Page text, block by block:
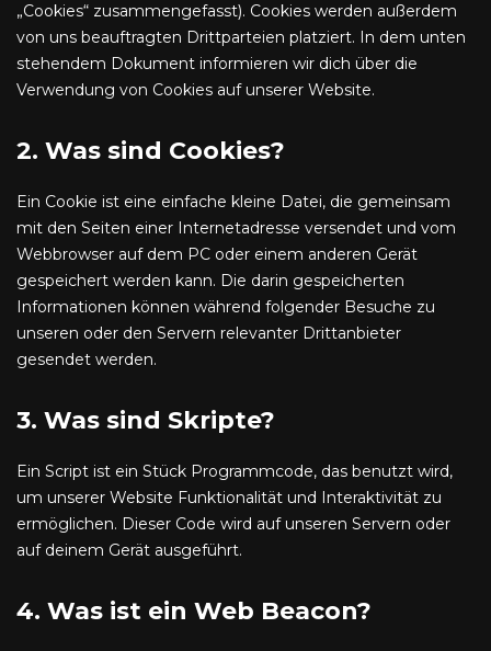
„Cookies“ zusammengefasst). Cookies werden außerdem
von uns beauftragten Drittparteien platziert. In dem unten
stehendem Dokument informieren wir dich über die
Verwendung von Cookies auf unserer Website.
2. Was sind Cookies?
Ein Cookie ist eine einfache kleine Datei, die gemeinsam
mit den Seiten einer Internetadresse versendet und vom
Webbrowser auf dem PC oder einem anderen Gerät
gespeichert werden kann. Die darin gespeicherten
Informationen können während folgender Besuche zu
unseren oder den Servern relevanter Drittanbieter
gesendet werden.
3. Was sind Skripte?
Ein Script ist ein Stück Programmcode, das benutzt wird,
um unserer Website Funktionalität und Interaktivität zu
ermöglichen. Dieser Code wird auf unseren Servern oder
auf deinem Gerät ausgeführt.
4. Was ist ein Web Beacon?